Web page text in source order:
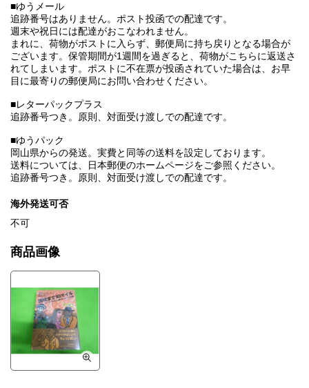
■ゆうメール
追跡番号はありません。ポスト投函での配達です。
週末や祝日には配達がおこなわれません。
まれに、荷物がポストに入らず、郵便局に持ち戻りとなる場合が
ございます。保管期間が1週間を過ぎると、荷物がこちらに返送さ
れてしまいます。ポストに不在票が投函されていた場合は、お早
目に最寄りの郵便局にお問い合わせください。
■レターパックプラス
追跡番号つき。原則、対面受け渡しでの配達です。
■ゆうパック
岡山県からの発送。実費と同等の送料を設定しております。
送料については、日本郵便のホームページをご参照ください。
追跡番号つき。原則、対面受け渡しでの配達です。
海外発送可否
不可
商品画像